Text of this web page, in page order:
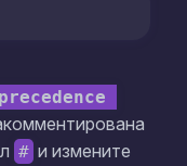
# и измените